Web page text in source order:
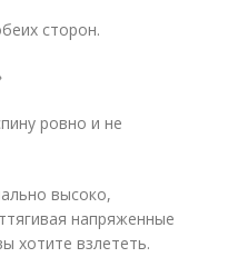
сторон.
ровно и не
высоко,
напряженные
хотите взлететь.